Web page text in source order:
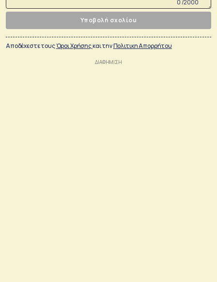
0 /2000
Υποβολή σχολίου
Αποδέχεστε τουςΌροι Χρήσηςκαι τηνΠολιτικη Απορρήτου